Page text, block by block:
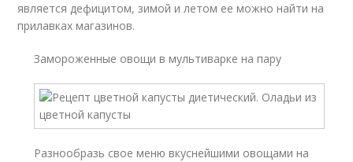
является дефицитом, зимой и летом ее можно найти на
прилавках магазинов.
Замороженные овощи в мультиварке на пару
Разнообразь свое меню вкуснейшими овощами на